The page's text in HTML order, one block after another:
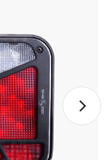
Photo